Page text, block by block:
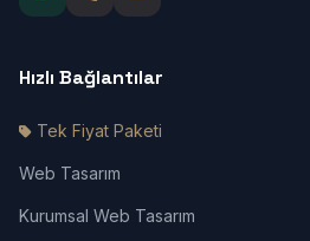
Hızlı Bağlantılar
Tek Fiyat Paketi
Web Tasarım
Kurumsal Web Tasarım